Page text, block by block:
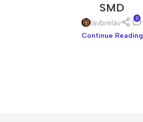
SMD
lavbrelav 0
Continue Reading